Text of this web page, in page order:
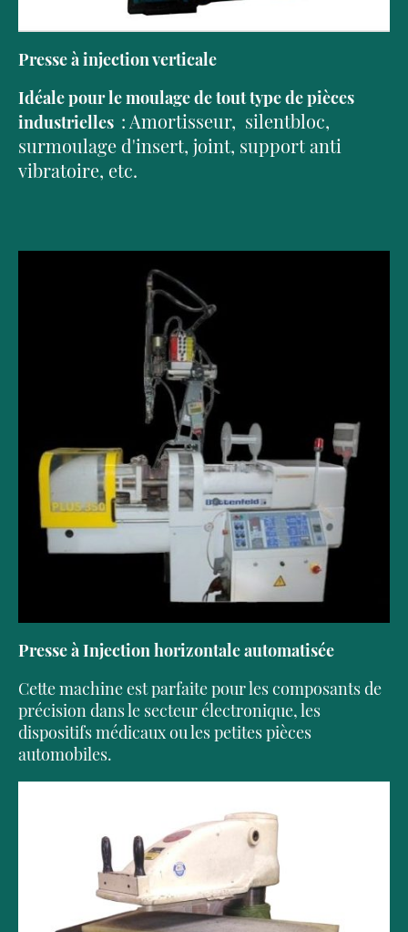
Presse à injection verticale
Idéale pour le moulage de tout type de pièces
industrielles : Amortisseur, silentbloc,
surmoulage d'insert, joint, support anti
vibratoire, etc.
Presse à Injection horizontale automatisée
Cette machine est parfaite pour les composants de
précision dans le secteur électronique, les
dispositifs médicaux ou les petites pièces
automobiles.